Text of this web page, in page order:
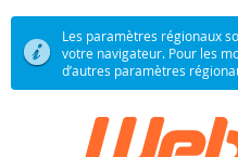
Les paramètres régionaux
votre navigateur. Pour les
d’autres paramètres